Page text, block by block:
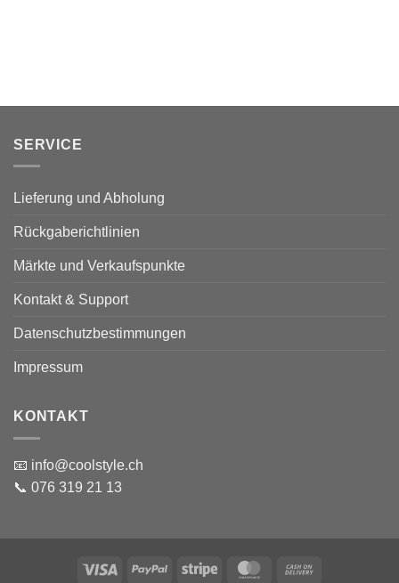
SERVICE
Lieferung und Abholung
Rückgaberichtlinien
Märkte und Verkaufspunkte
Kontakt & Support
Datenschutzbestimmungen
Impressum
KONTAKT
📧 info@coolstyle.ch
📞 076 319 21 13
Visa PayPal Stripe MasterCard